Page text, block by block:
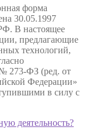
форма
30.05.1997
В настоящее
предлагающие
технологий,
273-ФЗ (ред. от
Федерации»
в силу с
деятельность?